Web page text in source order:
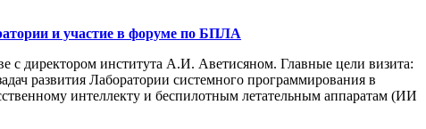
и участие в форуме по БПЛА
с директором института А.И. Аветисяном. Главные цели визита:
развития Лаборатории системного программирования в
интеллекту и беспилотным летательным аппаратам (ИИ